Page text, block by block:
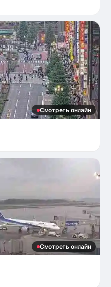
Смотреть онлайн
Смотреть онлайн